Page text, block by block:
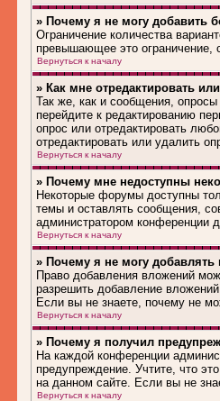
» Почему я не могу добавить
Ограничение количества
превышающее это ограничение,
Вернуться к началу
» Как мне отредактировать
Так же, как и сообщения,
перейдите к редактированию
опрос или отредактировать
отредактировать или удалить
Вернуться к началу
» Почему мне недоступны
Некоторые форумы доступны
темы и оставлять сообщения,
администратором конференции
Вернуться к началу
» Почему я не могу добавлять
Право добавления вложений
разрешить добавление
Если вы не знаете, почему не
Вернуться к началу
» Почему я получил
На каждой конференции
предупреждение. Учтите, что
на данном сайте. Если вы не
Вернуться к началу